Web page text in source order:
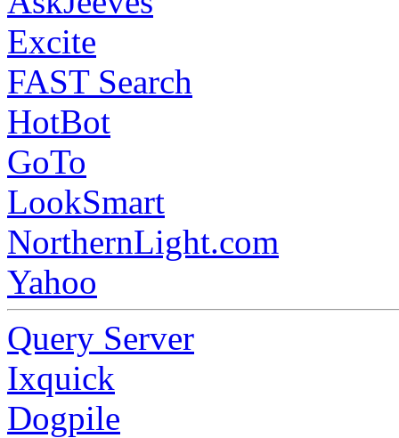
Excite
FAST Search
HotBot
GoTo
LookSmart
NorthernLight.com
Yahoo
Query Server
Ixquick
Dogpile